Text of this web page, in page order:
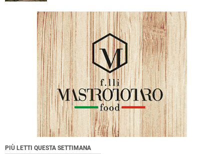
PIÙ LETTI QUESTA SETTIMANA